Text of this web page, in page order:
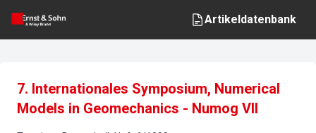
Artikeldatenbank
7. Internationales Symposium, Numerical
Models in Geomechanics - Numog VII